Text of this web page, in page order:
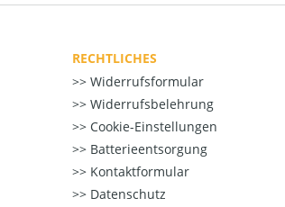
RECHTLICHES
Widerrufsformular
Widerrufsbelehrung
Cookie-Einstellungen
Batterieentsorgung
Kontaktformular
Datenschutz